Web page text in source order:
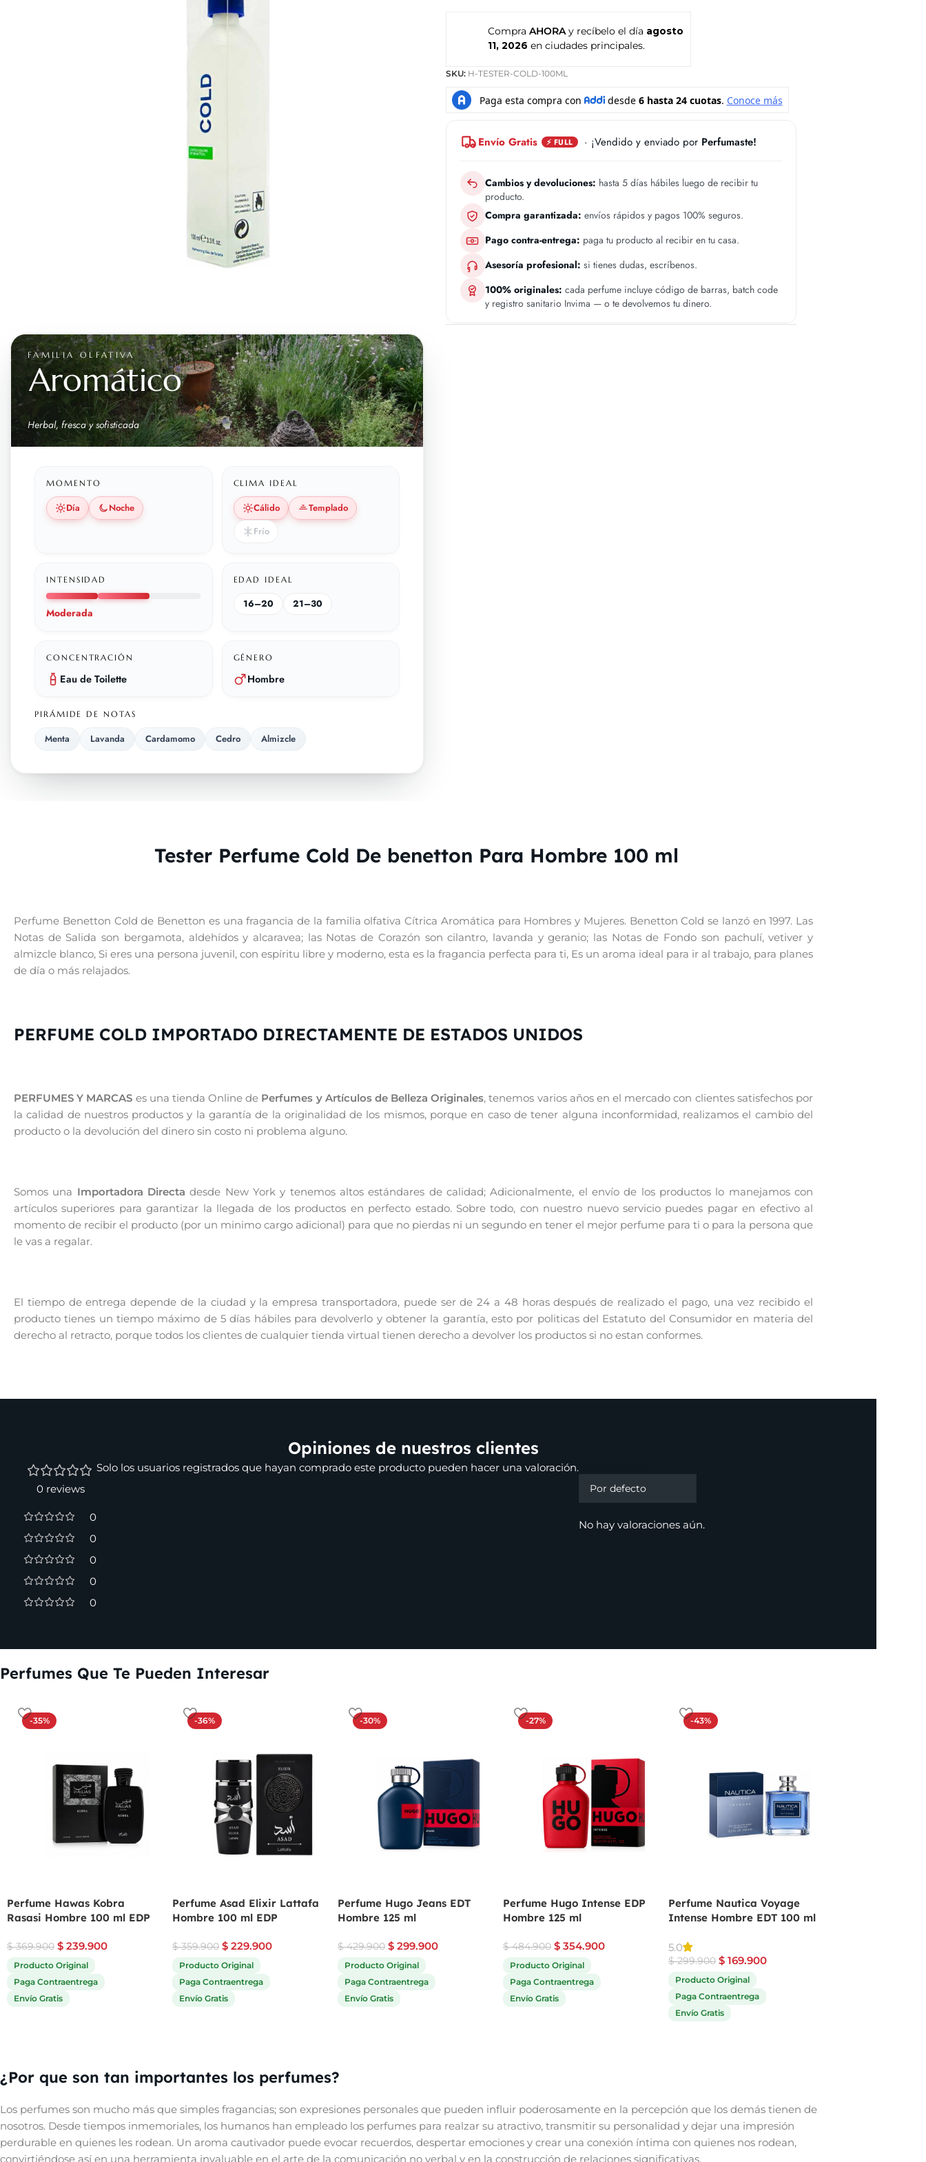
FAMILIA OLFATIVA
Aromático
Herbal, fresca y sofisticada
MOMENTO
Día Noche
CLIMA IDEAL
Cálido
Templado
Frío
INTENSIDAD
Moderada
EDAD IDEAL
16–20 21–30
CONCENTRACIÓN
Eau de Toilette
GÉNERO
Hombre
PIRÁMIDE DE NOTAS
Menta Lavanda Cardamomo Cedro Almizcle
Compra AHORAy recíbelo el día agosto
11, 2026 en ciudades principales.
SKU: H-TESTER-COLD-100ML
Envío Gratis ⚡ FULL · ¡Vendido y enviado por Perfumaste!
Cambios y devoluciones: hasta 5 días hábiles luego de recibir tu
producto.
Compra garantizada: envíos rápidos y pagos 100% seguros.
Pago contra-entrega: paga tu producto al recibir en tu casa.
Asesoría profesional: si tienes dudas, escríbenos.
100% originales: cada perfume incluye código de barras, batch code
y registro sanitario Invima — o te devolvemos tu dinero.
Tester Perfume Cold De benetton Para Hombre 100 ml
Perfume Benetton Cold de Benetton es una fragancia de la familia olfativa Cítrica Aromática para Hombres y Mujeres. Benetton Cold se lanzó en 1997. Las
Notas de Salida son bergamota, aldehídos y alcaravea; las Notas de Corazón son cilantro, lavanda y geranio; las Notas de Fondo son pachulí, vetiver y
almizcle blanco, Si eres una persona juvenil, con espíritu libre y moderno, esta es la fragancia perfecta para ti, Es un aroma ideal para ir al trabajo, para planes
de día o más relajados.
PERFUME COLD IMPORTADO DIRECTAMENTE DE ESTADOS UNIDOS
PERFUMES Y MARCAS es una tienda Online de Perfumes y Artículos de Belleza Originales, tenemos varios años en el mercado con clientes satisfechos por
la calidad de nuestros productos y la garantía de la originalidad de los mismos, porque en caso de tener alguna inconformidad, realizamos el cambio del
producto o la devolución del dinero sin costo ni problema alguno.
Somos una Importadora Directa desde New York y tenemos altos estándares de calidad; Adicionalmente, el envío de los productos lo manejamos con
artículos superiores para garantizar la llegada de los productos en perfecto estado. Sobre todo, con nuestro nuevo servicio puedes pagar en efectivo al
momento de recibir el producto (por un minimo cargo adicional) para que no pierdas ni un segundo en tener el mejor perfume para ti o para la persona que
le vas a regalar.
El tiempo de entrega depende de la ciudad y la empresa transportadora, puede ser de 24 a 48 horas después de realizado el pago, una vez recibido el
producto tienes un tiempo máximo de 5 días hábiles para devolverlo y obtener la garantía, esto por politicas del Estatuto del Consumidor en materia del
derecho al retracto, porque todos los clientes de cualquier tienda virtual tienen derecho a devolver los productos si no estan conformes.
Opiniones de nuestros clientes
0 reviews
0
0
0
0
0
No hay valoraciones aún.
Solo los usuarios registrados que hayan comprado este producto pueden hacer una valoración.
Perfumes Que Te Pueden Interesar
-35%
Perfume Hawas Kobra
Rasasi Hombre 100 ml EDP
$369.900 $ 239.900
Producto Original
Paga Contraentrega
Envío Gratis
-36%
Perfume Asad Elixir Lattafa
Hombre 100 ml EDP
$359.900 $ 229.900
Producto Original
Paga Contraentrega
Envío Gratis
-30%
Perfume Hugo Jeans EDT
Hombre 125 ml
$429.900 $ 299.900
Producto Original
Paga Contraentrega
Envío Gratis
-27%
Perfume Hugo Intense EDP
Hombre 125 ml
$484.900 $ 354.900
Producto Original
Paga Contraentrega
Envío Gratis
-43%
Perfume Nautica Voyage
Intense Hombre EDT 100 ml
5.0
$299.900 $ 169.900
Producto Original
Paga Contraentrega
Envío Gratis
¿Por que son tan importantes los perfumes?
Los perfumes son mucho más que simples fragancias; son expresiones personales que pueden influir poderosamente en la percepción que los demás tienen de
nosotros. Desde tiempos inmemoriales, los humanos han empleado los perfumes para realzar su atractivo, transmitir su personalidad y dejar una impresión
perdurable en quienes les rodean. Un aroma cautivador puede evocar recuerdos, despertar emociones y crear una conexión íntima con quienes nos rodean,
convirtiéndose así en una herramienta invaluable en el arte de la comunicación no verbal y en la construcción de relaciones significativas.